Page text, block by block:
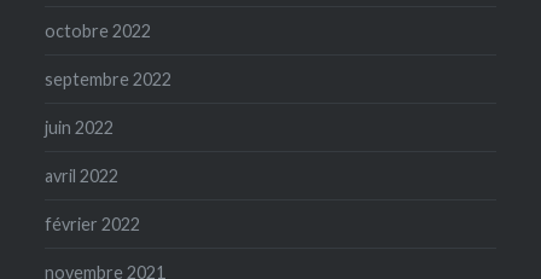
octobre 2022
septembre 2022
juin 2022
avril 2022
février 2022
novembre 2021